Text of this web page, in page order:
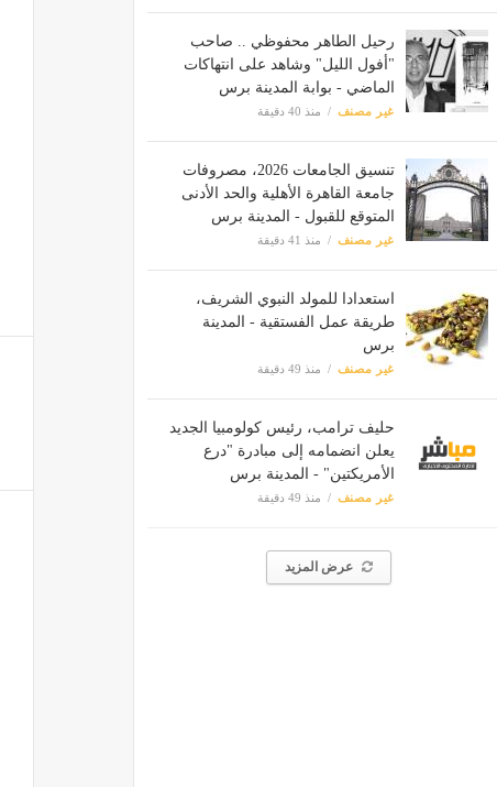
رحيل الطاهر محفوظي .. صاحب
"أفول الليل" وشاهد على انتهاكات
الماضي - بوابة المدينة برس
غير مصنف منذ 40 دقيقة
تنسيق الجامعات 2026، مصروفات
جامعة القاهرة الأهلية والحد الأدنى
المتوقع للقبول - المدينة برس
غير مصنف منذ 41 دقيقة
استعدادا للمولد النبوي الشريف،
طريقة عمل الفستقية - المدينة
برس
غير مصنف منذ 49 دقيقة
حليف ترامب، رئيس كولومبيا الجديد
يعلن انضمامه إلى مبادرة "درع
الأمريكتين" - المدينة برس
غير مصنف منذ 49 دقيقة
عرض المزيد